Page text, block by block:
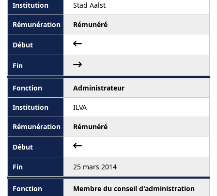
Stad Aalst
Rémunéré
Administrateur
ILVA
Rémunéré
25 mars 2014
Membre du conseil d'administration